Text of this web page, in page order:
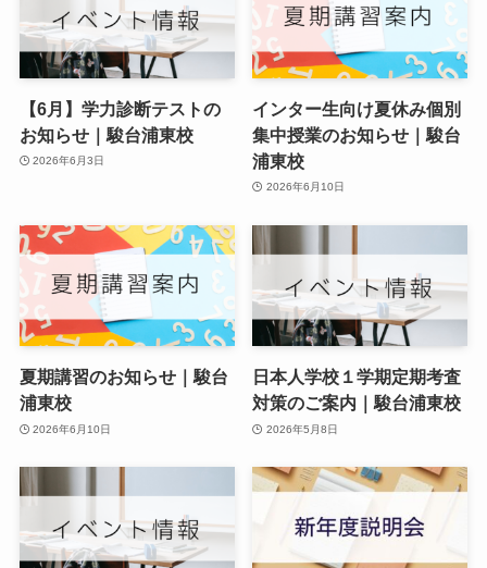
【6月】学力診断テストの
お知らせ｜駿台浦東校
2026年6月3日
インター生向け夏休み個別
集中授業のお知らせ｜駿台
浦東校
2026年6月10日
夏期講習のお知らせ｜駿台
浦東校
2026年6月10日
日本人学校１学期定期考査
対策のご案内｜駿台浦東校
2026年5月8日